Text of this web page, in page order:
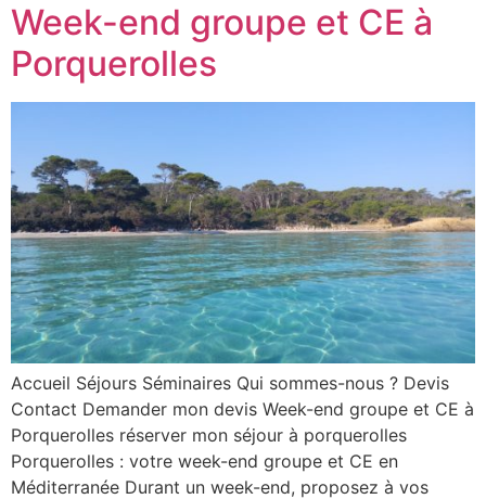
Week-end groupe et CE à
Porquerolles
Accueil Séjours Séminaires Qui sommes-nous ? Devis
Contact Demander mon devis Week-end groupe et CE à
Porquerolles réserver mon séjour à porquerolles
Porquerolles : votre week-end groupe et CE en
Méditerranée Durant un week-end, proposez à vos